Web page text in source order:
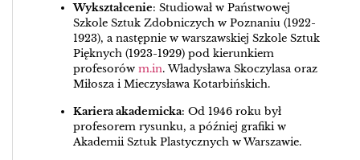
Wykształcenie: Studiował w Państwowej
Szkole Sztuk Zdobniczych w Poznaniu (1922-
1923), a następnie w warszawskiej Szkole Sztuk
Pięknych (1923-1929) pod kierunkiem
profesorów m.in. Władysława Skoczylasa oraz
Miłosza i Mieczysława Kotarbińskich.
Kariera akademicka: Od 1946 roku był
profesorem rysunku, a później grafiki w
Akademii Sztuk Plastycznych w Warszawie.